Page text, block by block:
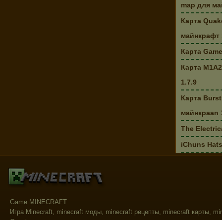
map для
Карта
майнкрафт
Карта
Карта
1.7.9
Карта
майнкраan
The
iChuns
Game MINECRAFT
Игра Minecraft, minecraft моды, minecraft рецепты, minecraft карты,